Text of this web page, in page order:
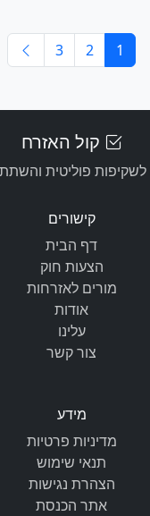
1
2
3
קול האזרח
פוליטית
קישורים
דף הבית
הצעות חוק
מורים לאזרחות
אודות
עלינו
צור קשר
מידע
מדיניות פרטיות
תנאי שימוש
הצהרת נגישות
אתר הכנסת